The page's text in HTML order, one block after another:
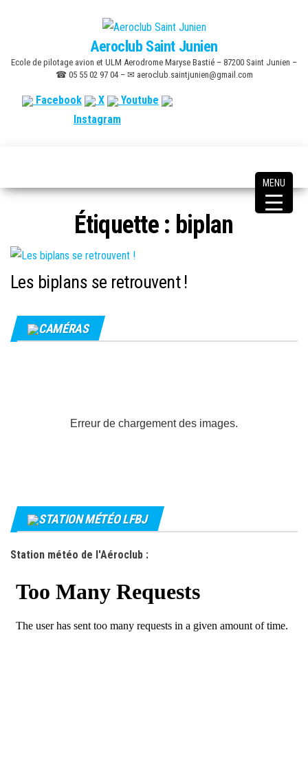
content
Aeroclub Saint Junien
Ecole de pilotage avion et ULM Aerodrome Maryse Bastié – 87200 Saint Junien –
☎ 05 55 02 97 04 – ✉ aeroclub.saintjunien@gmail.com
Facebook X
Youtube
Instagram
Étiquette : biplan
Les biplans se retrouvent !
CAMÉRAS
Erreur de chargement des images.
STATION MÉTÉO LFBJ
Station météo de l'Aéroclub :
MENU